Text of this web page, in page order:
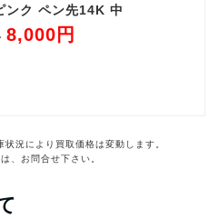
ンク ペン先14K 中
8,000円
況により買取価格は変動します。
、お問合せ下さい。